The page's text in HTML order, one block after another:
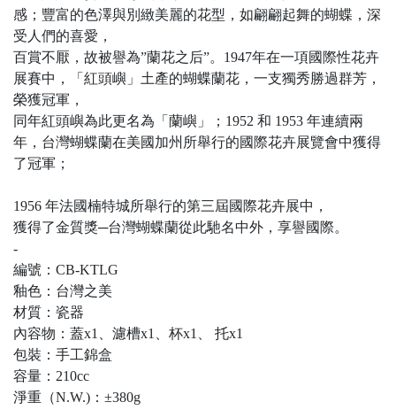
感；豐富的色澤與別緻美麗的花型，如翩翩起舞的蝴蝶，深
受人們的喜愛，
百賞不厭，故被譽為”蘭花之后”。 1947年在一項國際性花卉
展賽中，「紅頭嶼」土產的蝴蝶蘭花，一支獨秀勝過群芳，
榮獲冠軍，
同年紅頭嶼為此更名為「蘭嶼」； 1952 和 1953 年連續兩
年，台灣蝴蝶蘭在美國加州所舉行的國際花卉展覽會中獲得
了冠軍；
1956 年法國楠特城所舉行的第三屆國際花卉展中，
獲得了金質獎─台灣蝴蝶蘭從此馳名中外，享譽國際。
-
編號：CB-KTLG
釉色：台灣之美
材質：瓷器
內容物：蓋x1 、濾槽x1 、杯x1 、 托x1
包裝：手工錦盒
容量： 210cc
淨重（N.W.) ： ±380g